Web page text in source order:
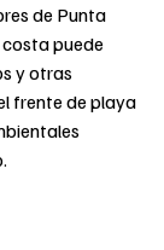
de Punta
puede
y otras
frente de playa